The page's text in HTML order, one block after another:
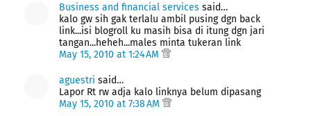
Business and financial services said…
kalo gw sih gak terlalu ambil pusing dgn back
link...isi blogroll ku masih bisa di itung dgn jari
tangan...heheh...males minta tukeran link
May 15, 2010 at 1:24 AM
aguestri said…
Lapor Rt rw adja kalo linknya belum dipasang
May 15, 2010 at 7:38 AM